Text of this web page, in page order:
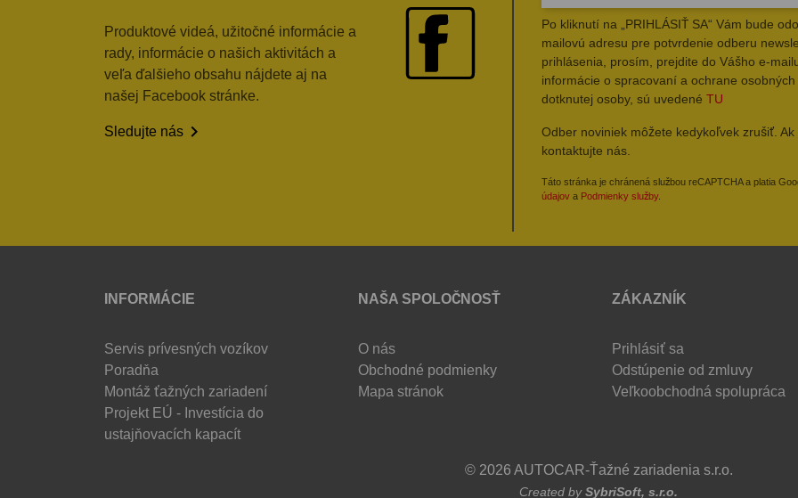
Produktové videá, užitočné informácie a
rady, informácie o našich aktivitách a
veľa ďalšieho obsahu nájdete aj na
našej Facebook stránke.
Sledujte nás 
Po kliknutí na „PRIHLÁSIŤ SA“ Vám bude
mailovú adresu pre potvrdenie odberu
prihlásenia, prosím, prejdite do Vášho e-
informácie o spracovaní a ochrane
dotknutej osoby, sú uvedené TU
Odber noviniek môžete kedykoľvek zrušiť.
kontaktujte nás.
Táto stránka je chránená službou reCAPTCHA a platia
údajov a Podmienky služby.
INFORMÁCIE
Servis prívesných vozíkov
Poradňa
Montáž ťažných zariadení
Projekt EÚ - Investícia do
ustajňovacích kapacít
NAŠA SPOLOČNOSŤ
O nás
Obchodné podmienky
Mapa stránok
ZÁKAZNÍK
Prihlásiť sa
Odstúpenie od zmluvy
Veľkoobchodná spolupráca
© 2026 AUTOCAR-Ťažné zariadenia s.r.o.
Created bySybriSoft, s.r.o.